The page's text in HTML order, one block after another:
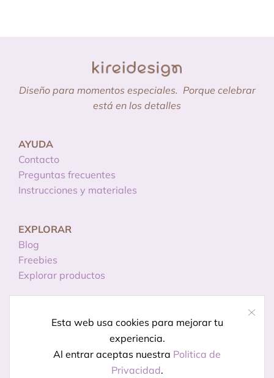
Esta web usa cookies para mejorar tu
experiencia.
Al entrar aceptas nuestra Politica de
Privacidad.
Diseño para momentos especiales. Porque celebrar
está en los detalles
AYUDA
Contacto
Preguntas frecuentes
Instrucciones y materiales
EXPLORAR
Blog
Freebies
Explorar productos
Licencias de uso
Política de privacidad
Aviso legal